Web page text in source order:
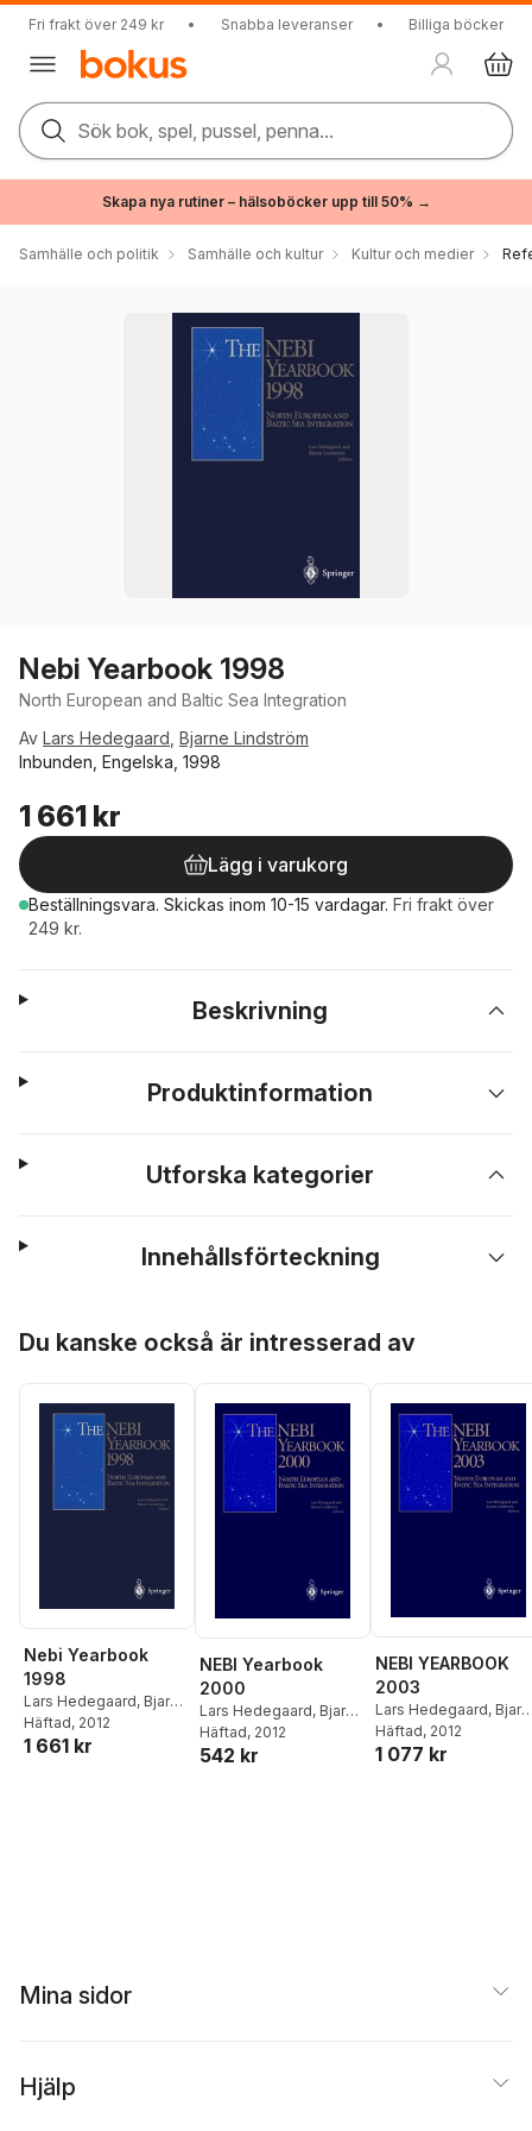
Fri frakt över 249 kr • Snabba leveranser • Billiga böcker
Sök bok, spel, pussel, penna...
Skapa nya rutiner – hälsoböcker upp till 50% →
Samhälle och politik Samhälle och kultur Kultur och medier
Nebi Yearbook 1998
North European and Baltic Sea Integration
Av Lars Hedegaard Bjarne Lindström
Inbunden, Engelska, 1998
1 661 kr
Lägg i varukorg
Beställningsvara. Skickas inom 10-15 vardagar. Fri frakt över
249 kr.
Beskrivning
Produktinformation
Utforska kategorier
Innehållsförteckning
Du kanske också är intresserad av
Nebi Yearbook
1998
Lars Hedegaard, Bjarne
Lindström
Häftad, 2012
1 661 kr
NEBI Yearbook
2000
Lars Hedegaard, Bjarne
Lindström
Häftad, 2012
542 kr
NEBI YEARBOOK
2003
Lars Hedegaard,
Lindström
Häftad, 2012
1 077 kr
Mina sidor
Hjälp